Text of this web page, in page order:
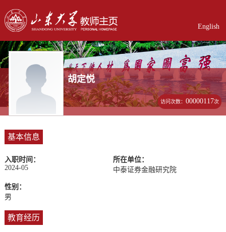
English
胡定悦
访问次数：00000117次
基本信息
入职时间：
2024-05
所在单位：
中泰证券金融研究院
性别：
男
教育经历